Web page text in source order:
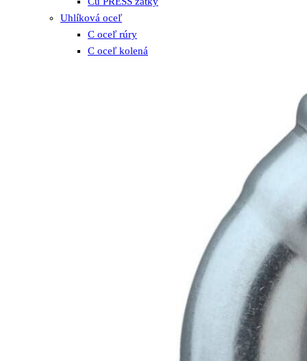
Uhlíková oceľ
C oceľ rúry
C oceľ kolená